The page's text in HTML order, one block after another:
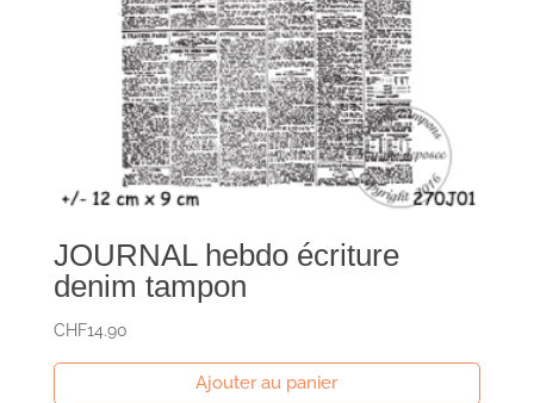
JOURNAL hebdo écriture
denim tampon
CHF14.90
Ajouter au panier